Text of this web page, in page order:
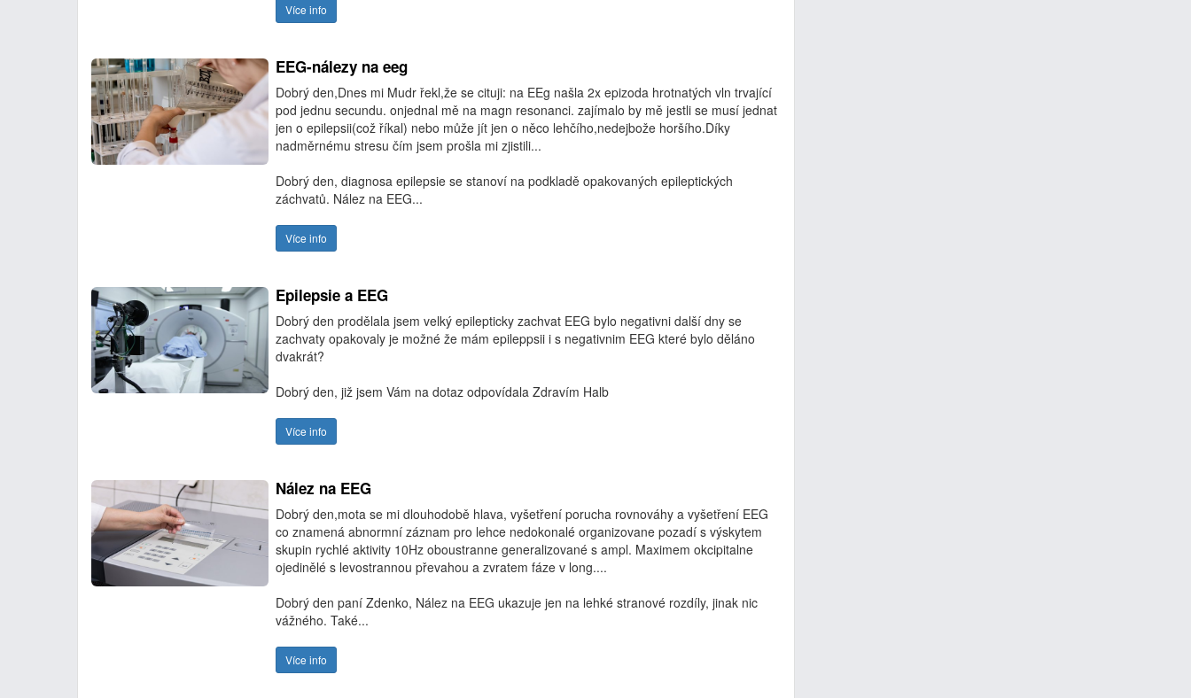
Více info
EEG-nálezy na eeg
Dobrý den,Dnes mi Mudr řekl,že se cituji: na EEg našla 2x epizoda hrotnatých vln trvající
pod jednu secundu. onjednal mě na magn resonanci. zajímalo by mě jestli se musí jednat
jen o epilepsii(což říkal) nebo může jít jen o něco lehčího,nedejbože horšího.Díky
nadměrnému stresu čím jsem prošla mi zjistili...
Dobrý den, diagnosa epilepsie se stanoví na podkladě opakovaných epileptických
záchvatů. Nález na EEG...
Více info
Epilepsie a EEG
Dobrý den prodělala jsem velký epilepticky zachvat EEG bylo negativni další dny se
zachvaty opakovaly je možné že mám epileppsii i s negativnim EEG které bylo děláno
dvakrát?
Dobrý den, již jsem Vám na dotaz odpovídala Zdravím Halb
Více info
Nález na EEG
Dobrý den,mota se mi dlouhodobě hlava, vyšetření porucha rovnováhy a vyšetření EEG
co znamená abnormní záznam pro lehce nedokonalé organizovane pozadí s výskytem
skupin rychlé aktivity 10Hz oboustranne generalizované s ampl. Maximem okcipitalne
ojedinělé s levostrannou převahou a zvratem fáze v long....
Dobrý den paní Zdenko, Nález na EEG ukazuje jen na lehké stranové rozdíly, jinak nic
vážného. Také...
Více info